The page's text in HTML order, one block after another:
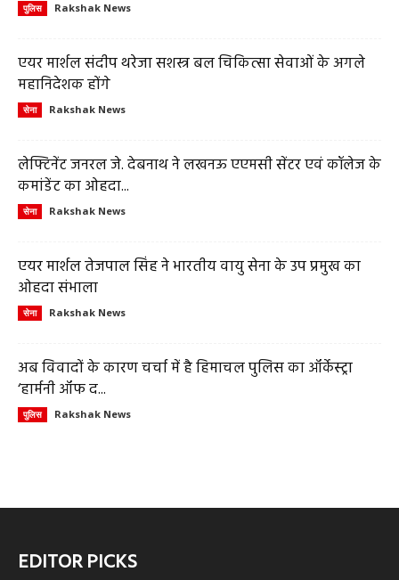
पुलिस Rakshak News
एयर मार्शल संदीप थरेजा सशस्त्र बल चिकित्सा सेवाओं के अगले
महानिदेशक होंगे
सेना Rakshak News
लेफ्टिनेंट जनरल जे. देबनाथ ने लखनऊ एएमसी सेंटर एवं कॉलेज के
कमांडेंट का ओहदा...
सेना Rakshak News
एयर मार्शल तेजपाल सिंह ने भारतीय वायु सेना के उप प्रमुख का
ओहदा संभाला
सेना Rakshak News
अब विवादों के कारण चर्चा में है हिमाचल पुलिस का ऑर्केस्ट्रा
‘हार्मनी ऑफ द...
पुलिस Rakshak News
EDITOR PICKS